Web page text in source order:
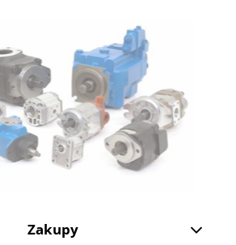
Zakupy